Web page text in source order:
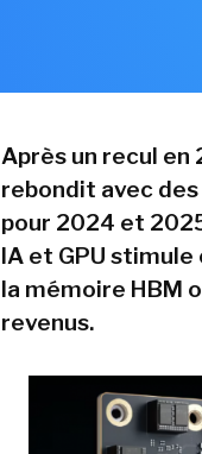
Après un recul
rebondit avec
pour 2024 et
IA et GPU
la mémoire HBM
revenus.